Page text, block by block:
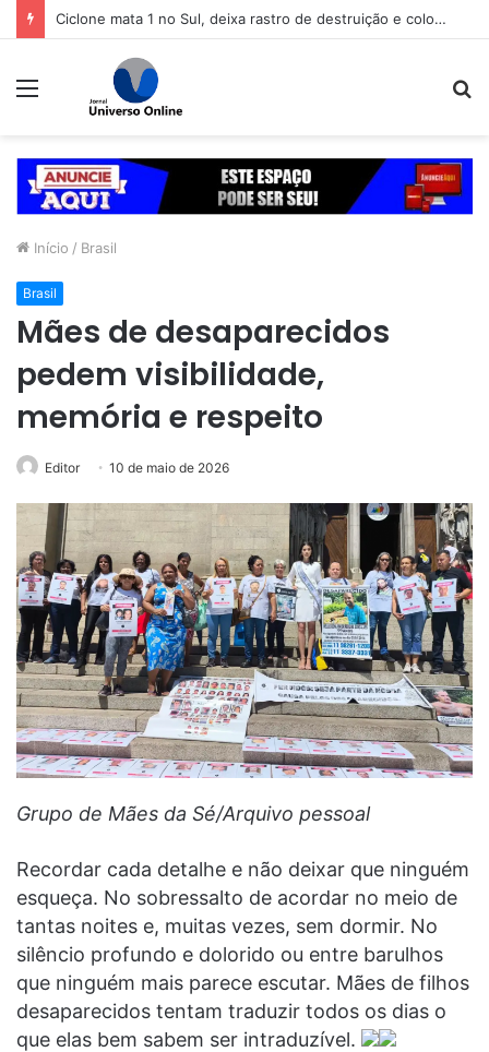
refeitura de Goiânia renova frota de veículos para ampliar eficiência dos serviços e reduzir custos com manutenção
Menu
Início / Brasil
Brasil
Mães de desaparecidos
pedem visibilidade,
memória e respeito
Editor 10 de maio de 2026
Grupo de Mães da Sé/Arquivo pessoal
Recordar cada detalhe e não deixar que ninguém
esqueça. No sobressalto de acordar no meio de
tantas noites e, muitas vezes, sem dormir. No
silêncio profundo e dolorido ou entre barulhos
que ninguém mais parece escutar. Mães de filhos
desaparecidos tentam traduzir todos os dias o
que elas bem sabem ser intraduzível.